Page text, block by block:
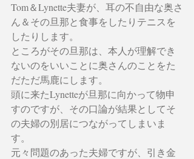
Tom＆Lynette夫妻が、耳の不自由な奥さ
ん＆その旦那と食事をしたりテニスを
したりします。
ところがその旦那は、本人が理解でき
ないのをいいことに奥さんのことをた
だただ馬鹿にします。
頭に来たLynetteが旦那に向かって物申
すのですが、その口論が結果としてそ
の夫婦の別居につながってしまいま
す。
元々問題のあった夫婦ですが、引き金